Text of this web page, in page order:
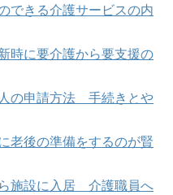
できる介護サービスの内
時に要介護から要支援の
の申請方法 手続きとや
老後の準備をするのが賢
施設に入居 介護職員へ